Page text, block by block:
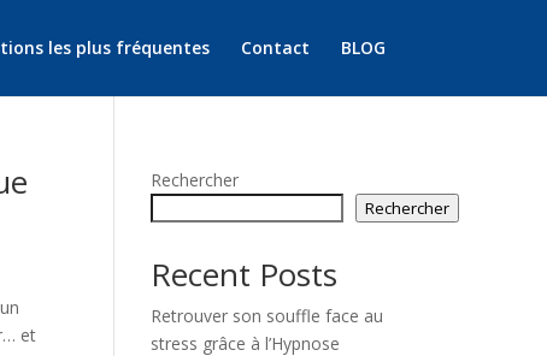
les plus fréquentes Contact BLOG
et
Rechercher
Rechercher
Recent Posts
Retrouver son souffle face au
stress grâce à l’Hypnose